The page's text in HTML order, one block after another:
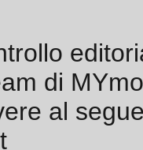
di
al